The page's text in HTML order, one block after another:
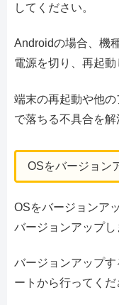
してください。
Androidの場合、機
電源を切り、再起動
端末の再起動や他
で落ちる不具合を解
OSをバージョン
OSをバージョンア
バージョンアップし
バージョンアップ
ートから行ってくだ